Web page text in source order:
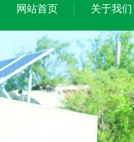
网站首页 关于我们